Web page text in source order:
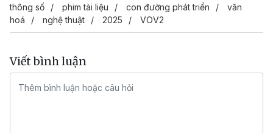
thông số
phim tài liệu con đường phát triển
văn
hoá
nghệ thuật 2025 VOV2
Viết bình luận